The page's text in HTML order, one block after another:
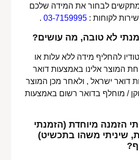
לבחור את המידה שלכם
לקוחות :03-7159995
.
לא טובה, מה עושים?
להחליף מידה ללא עלות או
המוצר אלינו באמצעות דואר
דואר ישראל , ולאחר מכן המוצר
/ מוחלף בדואר רשום באמצעות
הזמנה מיוחדת (הזמנתי
שיניתי משהו בתכשיט)